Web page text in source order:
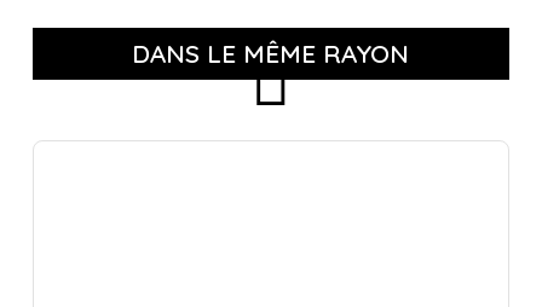
DANS LE MÊME RAYON